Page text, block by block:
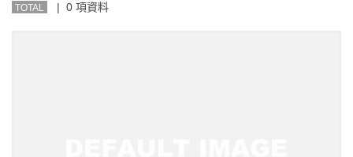
TOTAL | 0 項資料